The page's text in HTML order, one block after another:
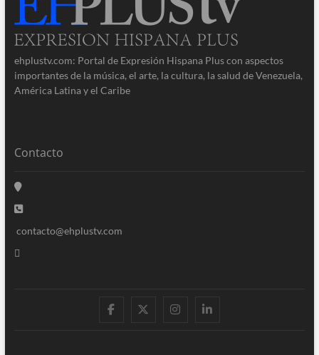
ehplustv.com: Portal de Expresión Hispana Plus con aspectos
importantes de la música, el arte, la cultura, la salud de Venezuela,
América Latina y el Caribe
Contacto
contacto@ehplustv.com
facebooktwitterinstagram
linkedin